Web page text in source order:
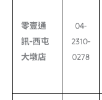
零壹通
訊-西屯
大墩店
04-
2310-
0278